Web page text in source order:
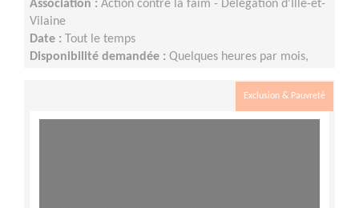
Association : Action contre la faim - Délégation d'Ille-et-
Vilaine
Date :
Tout le temps
Disponibilité demandée : Quelques heures par mois,
Exclusion & Pauvreté